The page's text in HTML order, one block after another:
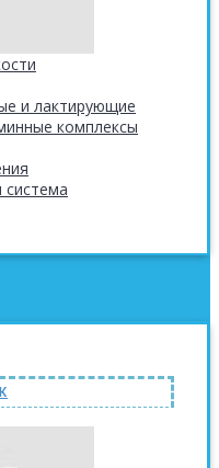
и лактирующие
комплексы